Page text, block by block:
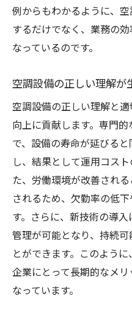
定期メンテナン
長期的視点での
係
空調設備の効果
メンテナンスで
専門的なメンテ
響
例からもわかるように、
するだけでなく、業務の
なっているのです。
空調設備の正しい理解が
空調設備の正しい理解と
向上に貢献します。専門
で、設備の寿命が延びる
し、結果として運用コス
た、労働環境が改善され
されるため、欠勤率の低
す。さらに、新技術の導
管理が可能となり、持続
とができます。このよう
企業にとって長期的なメ
なっています。